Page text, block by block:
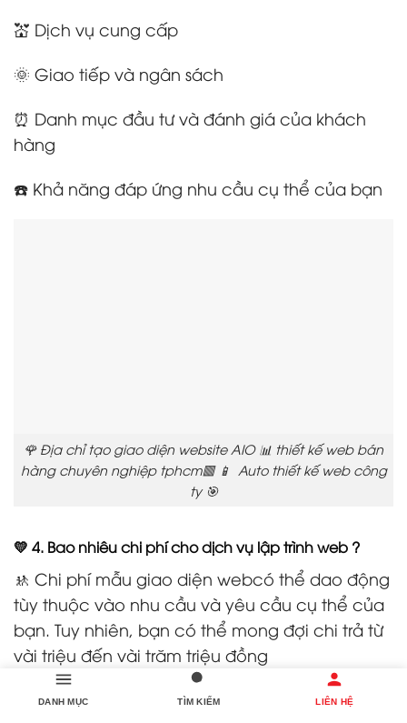
💒 Dịch vụ cung cấp
🌞 Giao tiếp và ngân sách
⏰ Danh mục đầu tư và đánh giá của khách
hàng
☎️ Khả năng đáp ứng nhu cầu cụ thể của bạn
🌹 Địa chỉ tạo giao diện website AIO 📊 thiết kế web bán
hàng chuyên nghiệp tphcm🟥 📱 Auto thiết kế web công
ty 🎯
💛 4. Bao nhiêu chi phí cho dịch vụ lập trình web ?
🚸 Chi phí mẫu giao diện webcó thể dao động
tùy thuộc vào nhu cầu và yêu cầu cụ thể của
bạn. Tuy nhiên, bạn có thể mong đợi chi trả từ
vài triệu đến vài trăm triệu đồng
🔥 5. Bao lâu thì mẫu giao diện website của tôi sẽ được
DANH MỤC TÌM KIẾM LIÊN HỆ